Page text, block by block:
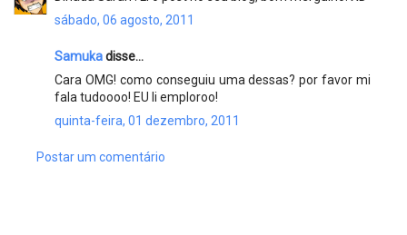
sábado, 06 agosto, 2011
Samukadisse...
Cara OMG! como conseguiu uma dessas? por favor mi
fala tudoooo! EU li emploroo!
quinta-feira, 01 dezembro, 2011
Postar um comentário